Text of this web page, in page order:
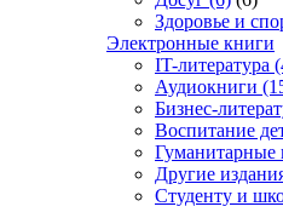
Здоровье и
Электронные книги
IT-литература
Аудиокниги
Бизнес-
Воспитание
Гуманитарные
Другие
Студенту и